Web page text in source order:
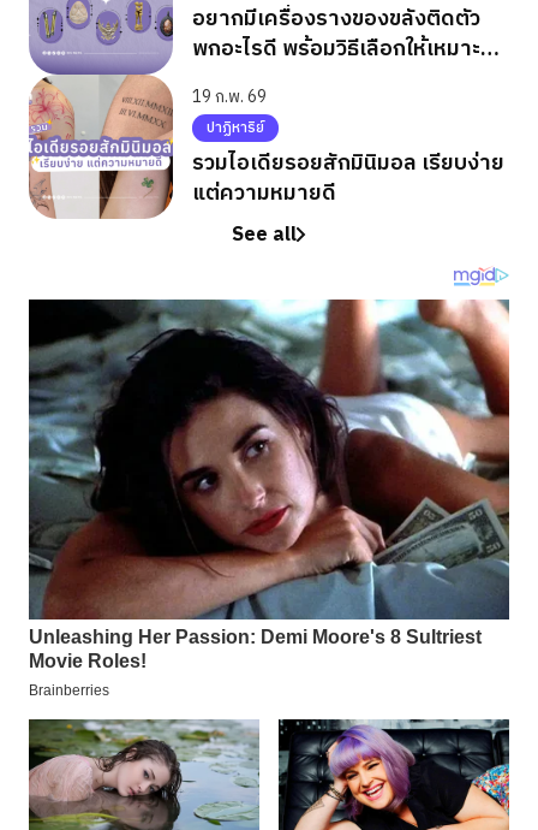
อยากมีเครื่องรางของขลังติดตัว
พกอะไรดี พร้อมวิธีเลือกให้เหมาะกับ
ตัวเอง
19 ก.พ. 69
ปาฏิหาริย์
รวมไอเดียรอยสักมินิมอล เรียบง่าย
แต่ความหมายดี
See all